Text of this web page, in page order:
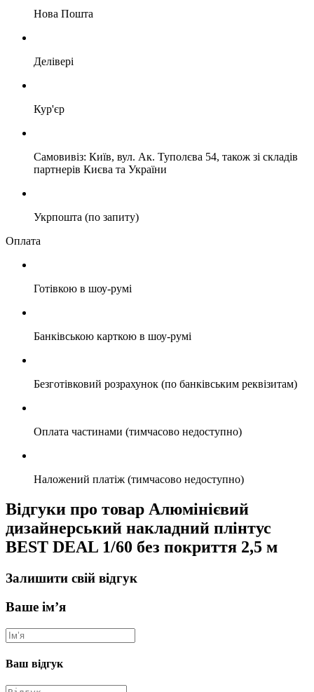
Нова Пошта
Делівері
Кур'єр
Самовивіз: Київ, вул. Ак. Туполєва 54, також зі складів
партнерів Києва та України
Укрпошта (по запиту)
Оплата
Готівкою в шоу-румі
Банківською карткою в шоу-румі
Безготівковий розрахунок (по банківським реквізитам)
Оплата частинами (тимчасово недоступно)
Наложений платіж (тимчасово недоступно)
Відгуки про товар Алюмінієвий
дизайнерський накладний плінтус
BEST DEAL 1/60 без покриття 2,5 м
Залишити свій відгук
Ваше ім’я
Ваш відгук